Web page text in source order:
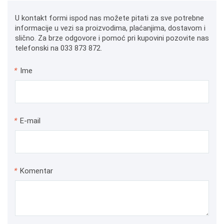
U kontakt formi ispod nas možete pitati za sve potrebne
informacije u vezi sa proizvodima, plaćanjima, dostavom i
slično. Za brze odgovore i pomoć pri kupovini pozovite nas
telefonski na 033 873 872.
* Ime
* E-mail
* Komentar